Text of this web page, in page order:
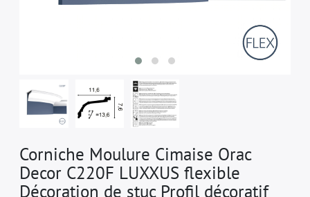
Corniche Moulure Cimaise Orac
Decor C220F LUXXUS flexible
Décoration de stuc Profil décoratif